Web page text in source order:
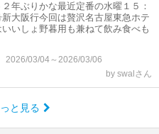
年ぶりかな最近定番の水曜１５：
大阪行今回は贅沢名古屋東急ホテ
いしょ野暮用も兼ねて飲み食べも
2026/03/04～2026/03/06
by swalさん
と見る